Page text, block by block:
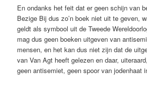
En ondanks het feit dat er geen schijn van
Bezige Bij dus zo’n boek niet uit te geven,
geldt als symbool uit de Tweede
mag dus geen boeken uitgeven van
mensen, en het kan dus niet zijn dat de
van Van Agt heeft gelezen en daar,
geen antisemiet, geen spoor van jodenhaat